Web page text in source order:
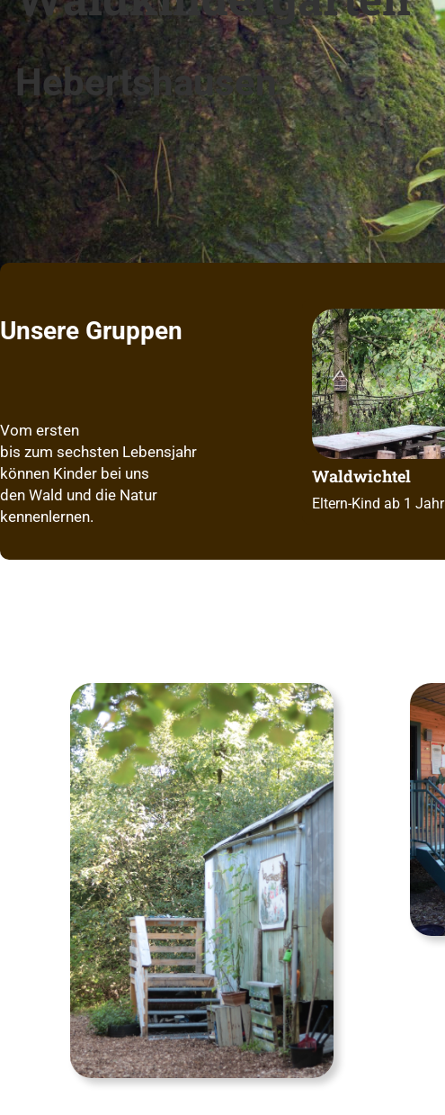
Hebertshausen
Unsere Gruppen
Vom ersten
bis zum sechsten Lebensjahr
können Kinder bei uns
den Wald und die Natur
kennenlernen.
Waldwichtel
Eltern-Kind ab 1 Jahr